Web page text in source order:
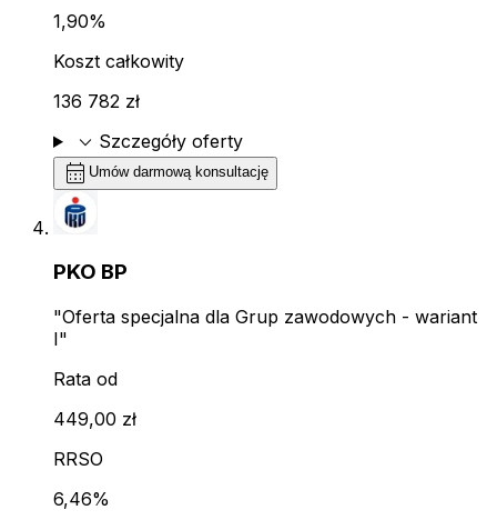
1,90%
Koszt całkowity
136 782 zł
expand_more Szczegóły oferty
calendar_month Umów darmową konsultację
PKO BP
"Oferta specjalna dla Grup zawodowych - wariant
I"
Rata od
449,00 zł
RRSO
6,46%